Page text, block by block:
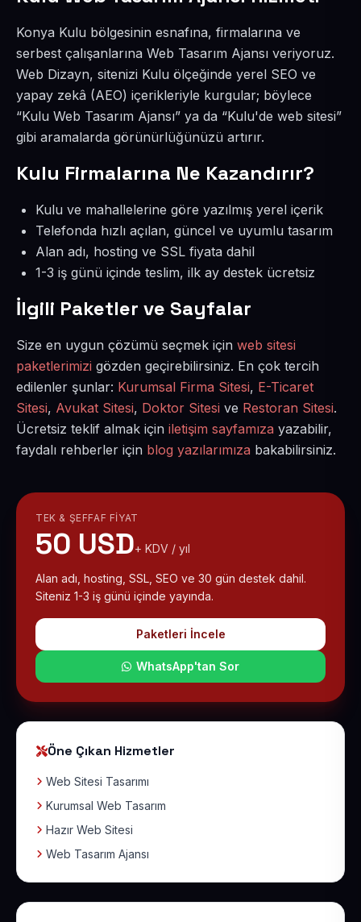
Konya Kulu bölgesinin esnafına, firmalarına ve
serbest çalışanlarına Web Tasarım Ajansı veriyoruz.
Web Dizayn, sitenizi Kulu ölçeğinde yerel SEO ve
yapay zekâ (AEO) içerikleriyle kurgular; böylece
“Kulu Web Tasarım Ajansı” ya da “Kulu'de web sitesi”
gibi aramalarda görünürlüğünüzü artırır.
Kulu Firmalarına Ne Kazandırır?
Kulu ve mahallelerine göre yazılmış yerel içerik
Telefonda hızlı açılan, güncel ve uyumlu tasarım
Alan adı, hosting ve SSL fiyata dahil
1-3 iş günü içinde teslim, ilk ay destek ücretsiz
İlgili Paketler ve Sayfalar
Size en uygun çözümü seçmek için web sitesi
paketlerimizi gözden geçirebilirsiniz. En çok tercih
edilenler şunlar: Kurumsal Firma Sitesi, E-Ticaret
Sitesi, Avukat Sitesi, Doktor Sitesi ve Restoran Sitesi.
Ücretsiz teklif almak için iletişim sayfamıza yazabilir,
faydalı rehberler için blog yazılarımıza bakabilirsiniz.
TEK & ŞEFFAF FIYAT
50 USD+ KDV / yıl
Alan adı, hosting, SSL, SEO ve 30 gün destek dahil.
Siteniz 1-3 iş günü içinde yayında.
Paketleri İncele
WhatsApp'tan Sor
Öne Çıkan Hizmetler
Web Sitesi Tasarımı
Kurumsal Web Tasarım
Hazır Web Sitesi
Web Tasarım Ajansı